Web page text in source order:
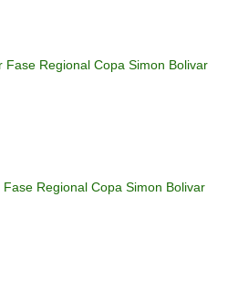
Regional Copa Simon Bolivar
Regional Copa Simon Bolivar